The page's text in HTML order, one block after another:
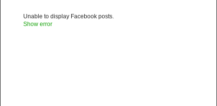
Unable to display Facebook posts.
Show error